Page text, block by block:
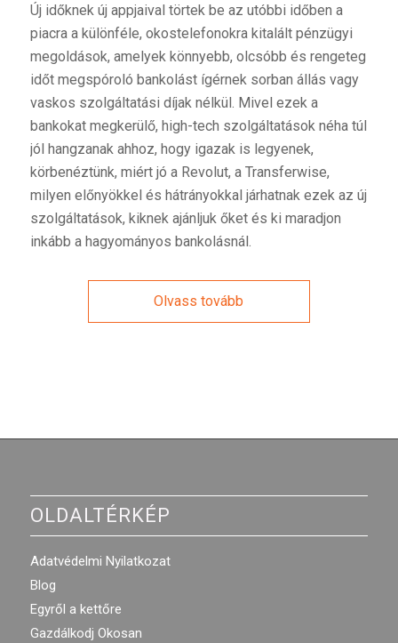
Új időknek új appjaival törtek be az utóbbi időben a
piacra a különféle, okostelefonokra kitalált pénzügyi
megoldások, amelyek könnyebb, olcsóbb és rengeteg
időt megspóroló bankolást ígérnek sorban állás vagy
vaskos szolgáltatási díjak nélkül. Mivel ezek a
bankokat megkerülő, high-tech szolgáltatások néha túl
jól hangzanak ahhoz, hogy igazak is legyenek,
körbenéztünk, miért jó a Revolut, a Transferwise,
milyen előnyökkel és hátrányokkal járhatnak ezek az új
szolgáltatások, kiknek ajánljuk őket és ki maradjon
inkább a hagyományos bankolásnál.
Olvass tovább
OLDALTÉRKÉP
Adatvédelmi Nyilatkozat
Blog
Egyről a kettőre
Gazdálkodj Okosan